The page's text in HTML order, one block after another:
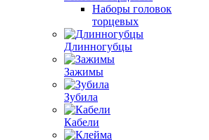
Наборы головок
торцевых
Длинногубцы
Зажимы
Зубила
Кабели